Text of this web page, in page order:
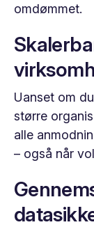
omdømmet.
Uanset om
større
alle
– også når